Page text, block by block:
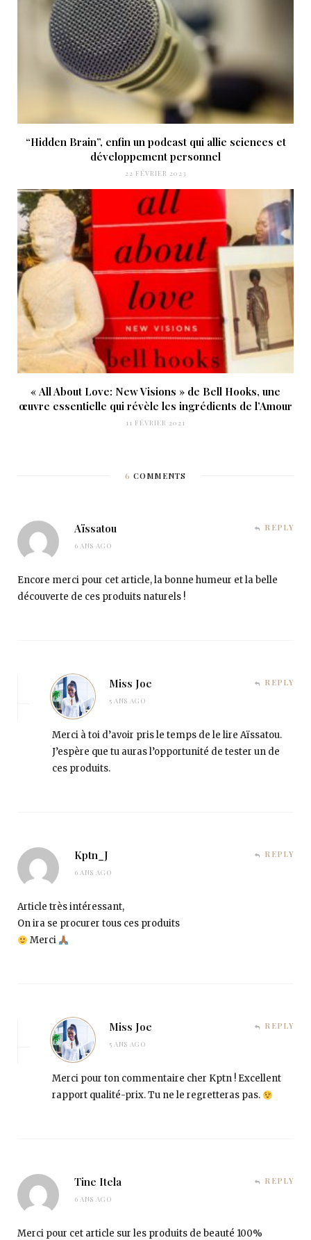
“Hidden Brain”, enfin un podcast qui allie sciences et
développement personnel
22 FÉVRIER 2023
« All About Love: New Visions » de Bell Hooks, une
œuvre essentielle qui révèle les ingrédients de l’Amour
11 FÉVRIER 2021
6 COMMENTS
Aïssatou
6 ANS AGO
REPLY
Encore merci pour cet article, la bonne humeur et la belle
découverte de ces produits naturels !
Miss Joe
5 ANS AGO
REPLY
Merci à toi d’avoir pris le temps de le lire Aïssatou.
J’espère que tu auras l’opportunité de tester un de
ces produits.
Kptn_J
6 ANS AGO
REPLY
Article très intéressant,
On ira se procurer tous ces produits
Merci
Miss Joe
5 ANS AGO
REPLY
Merci pour ton commentaire cher Kptn ! Excellent
rapport qualité-prix. Tu ne le regretteras pas.
Tine Itela
6 ANS AGO
REPLY
Merci pour cet article sur les produits de beauté 100%